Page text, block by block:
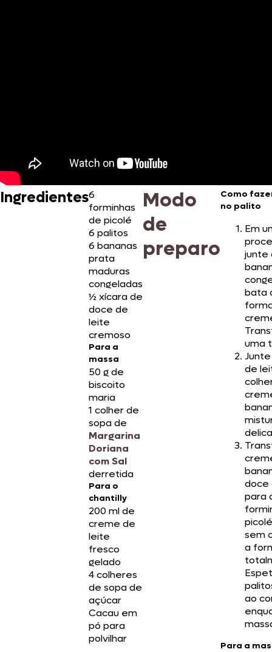
Ingredientes6
forminhas
de picolé
6 palitos
6 bananas
prata
maduras
congeladas
½ xícara de
doce de
leite
cremoso
Para a
massa
50 g de
biscoito
maria
1 colher de
sopa de
Margarina
Doriana
com Sal
derretida
Para o
chantilly
200 ml de
creme de
leite
fresco
gelado
4 colheres
de sopa de
açúcar
Cacau em
pó para
polvilhar
Modo
de
preparo
Como
no palito
Em
junte
bata
uma
de
doce
para
sem
a
ao
Para a